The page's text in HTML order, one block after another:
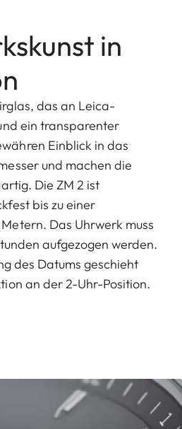
in
das an Leica-
ein transparenter
Einblick in das
und machen die
Die ZM 2 ist
bis zu einer
Das Uhrwerk muss
aufgezogen werden.
des Datums geschieht
an der 2-Uhr-Position.